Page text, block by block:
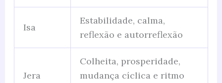
Isa
Estabilidade, calma,
reflexão e autorreflexão
Jera
Colheita, prosperidade,
mudança cíclica e ritmo